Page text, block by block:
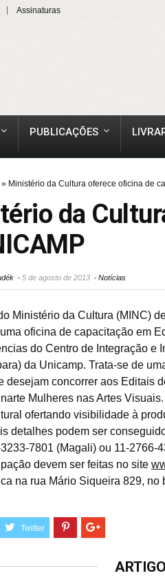
Assinaturas
PUBLICAÇÕES
» Ministério da Cultura oferece oficina de
da
5 de agosto de 2013 Notícias
Ministério da Cultura (MINC)
oficina de capacitação em
do Centro de Integração e
da Unicamp. Trata-se de
desejam concorrer aos Editais
Mulheres nas Artes
ofertando visibilidade à
detalhes podem ser
7801 (Magali) ou 11-2766-
devem ser feitas no site
na rua Mário Siqueira 829, no